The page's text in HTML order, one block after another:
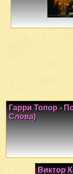
Гарри Топор -
Слова)
Виктор